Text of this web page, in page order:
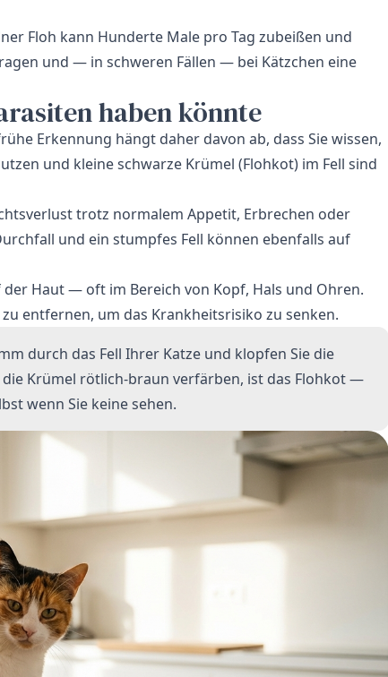
Floh kann Hunderte Male pro Tag zubeißen und
und — in schweren Fällen — bei Kätzchen eine
haben könnte
Erkennung hängt daher davon ab, dass Sie wissen,
und kleine schwarze Krümel (Flohkot) im Fell sind
trotz normalem Appetit, Erbrechen oder
und ein stumpfes Fell können ebenfalls auf
Haut — oft im Bereich von Kopf, Hals und Ohren.
entfernen, um das Krankheitsrisiko zu senken.
durch das Fell Ihrer Katze und klopfen Sie die
Krümel rötlich-braun verfärben, ist das Flohkot —
wenn Sie keine sehen.